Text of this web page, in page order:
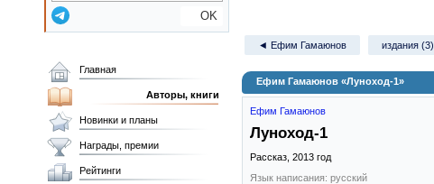
OK
◄ Ефим Гамаюнов издания (3)
Ефим Гамаюнов «Луноход-1»
Ефим Гамаюнов
Луноход-1
Рассказ, 2013 год
Язык написания: русский
Главная
Авторы, книги
Новинки и планы
Награды, премии
Рейтинги